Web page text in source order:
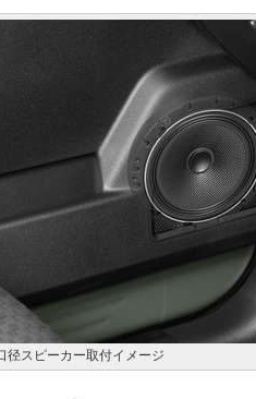
径スピーカー取付イメージ